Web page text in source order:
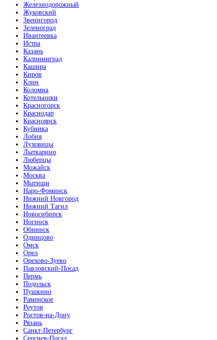
Железнодорожный
Жуковский
Звенигород
Зеленоград
Ивантеевка
Истра
Казань
Калининград
Кашира
Киров
Клин
Коломна
Котельники
Красногорск
Краснодар
Красноярск
Кубинка
Лобня
Луховицы
Лыткарино
Люберцы
Можайск
Москва
Мытищи
Наро-Фоминск
Нижний Новгород
Нижний Тагил
Новосибирск
Ногинск
Обнинск
Одинцово
Омск
Орел
Орехово-Зуево
Павловский-Посад
Пермь
Подольск
Пушкино
Раменское
Реутов
Ростов-на-Дону
Рязань
Санкт-Петербург
Сергиев-Посад